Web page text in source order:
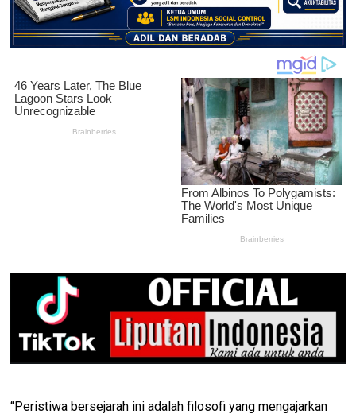
“Peristiwa bersejarah ini adalah filosofi yang mengajarkan